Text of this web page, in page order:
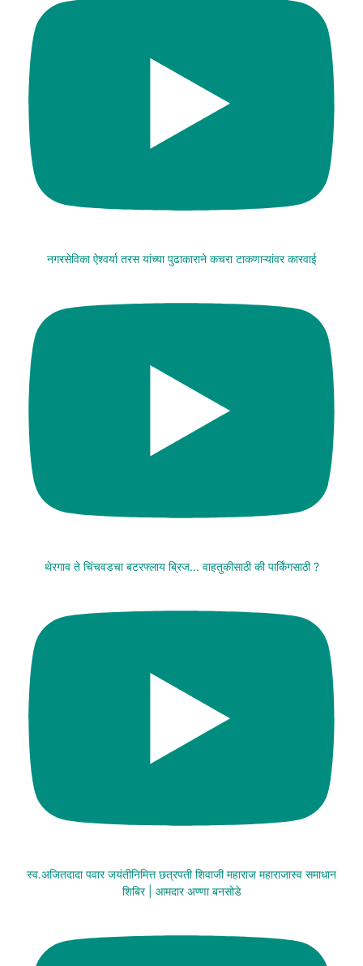
नगरसेविका ऐश्वर्या तरस यांच्या पुढाकाराने कचरा टाकणाऱ्यांवर कारवाई
थेरगाव ते चिंचवडचा बटरफ्लाय ब्रिज... वाहतुकीसाठी की पार्किंगसाठी ?
स्व.अजितदादा पवार जयंतीनिमित्त छत्रपती शिवाजी महाराज महाराजास्व समाधान
शिबिर | आमदार अण्णा बनसोडे